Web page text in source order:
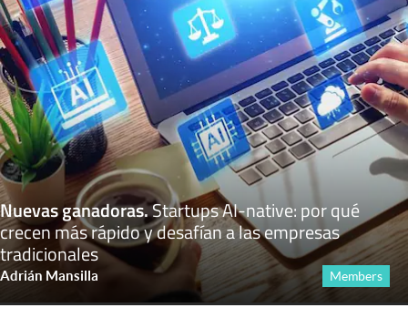
Nuevas ganadoras.Startups AI-native: por qué
crecen más rápido y desafían a las empresas
tradicionales
Adrián Mansilla Members